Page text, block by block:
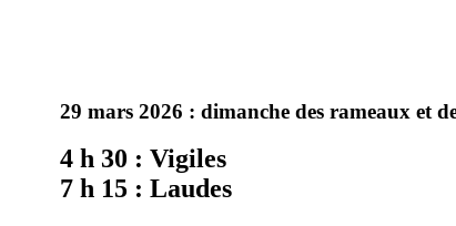
29 mars 2026 : dimanche des rameaux et
4 h 30 : Vigiles
7 h 15 : Laudes